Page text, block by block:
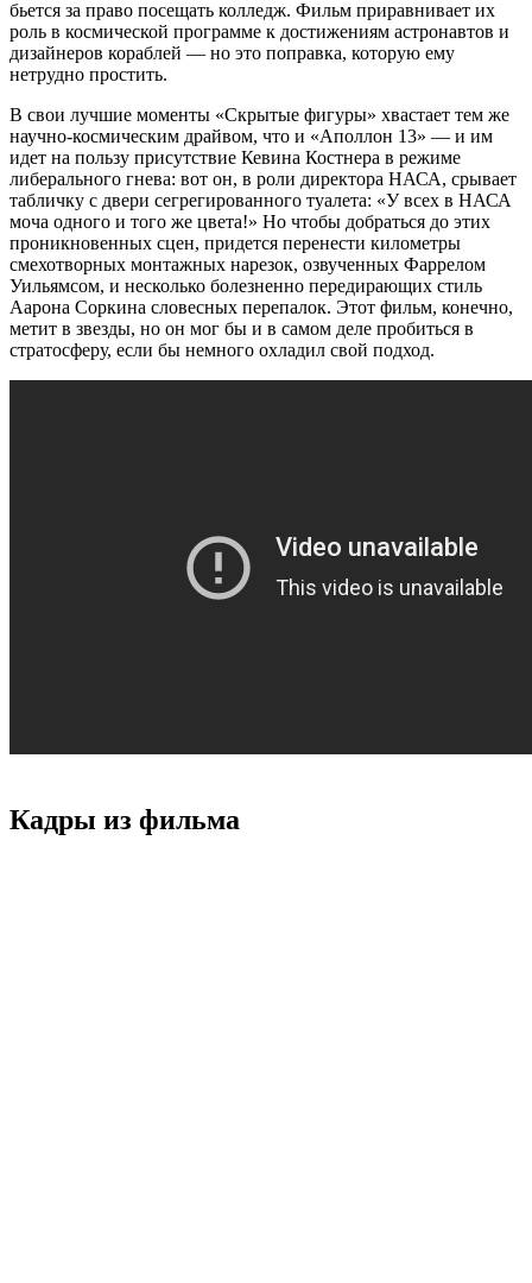
бьется за право посещать колледж. Фильм приравнивает их
роль в космической программе к достижениям астронавтов и
дизайнеров кораблей — но это поправка, которую ему
нетрудно простить.
В свои лучшие моменты «Скрытые фигуры» хвастает тем же
научно-космическим драйвом, что и «Аполлон 13» — и им
идет на пользу присутствие Кевина Костнера в режиме
либерального гнева: вот он, в роли директора НАСА, срывает
табличку с двери сегрегированного туалета: «У всех в НАСА
моча одного и того же цвета!» Но чтобы добраться до этих
проникновенных сцен, придется перенести километры
смехотворных монтажных нарезок, озвученных Фаррелом
Уильямсом, и несколько болезненно передирающих стиль
Аарона Соркина словесных перепалок. Этот фильм, конечно,
метит в звезды, но он мог бы и в самом деле пробиться в
стратосферу, если бы немного охладил свой подход.
Кадры из фильмa